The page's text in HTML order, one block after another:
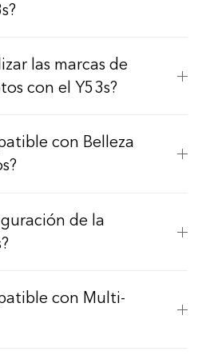
las marcas de
con el Y53s?
con Belleza
de la
con Multi-